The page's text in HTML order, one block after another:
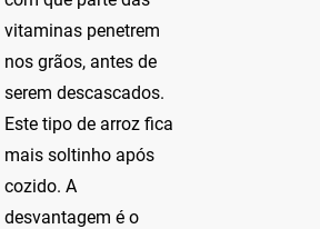
vitaminas penetrem
nos grãos, antes de
serem descascados.
Este tipo de arroz fica
mais soltinho após
cozido. A
desvantagem é o